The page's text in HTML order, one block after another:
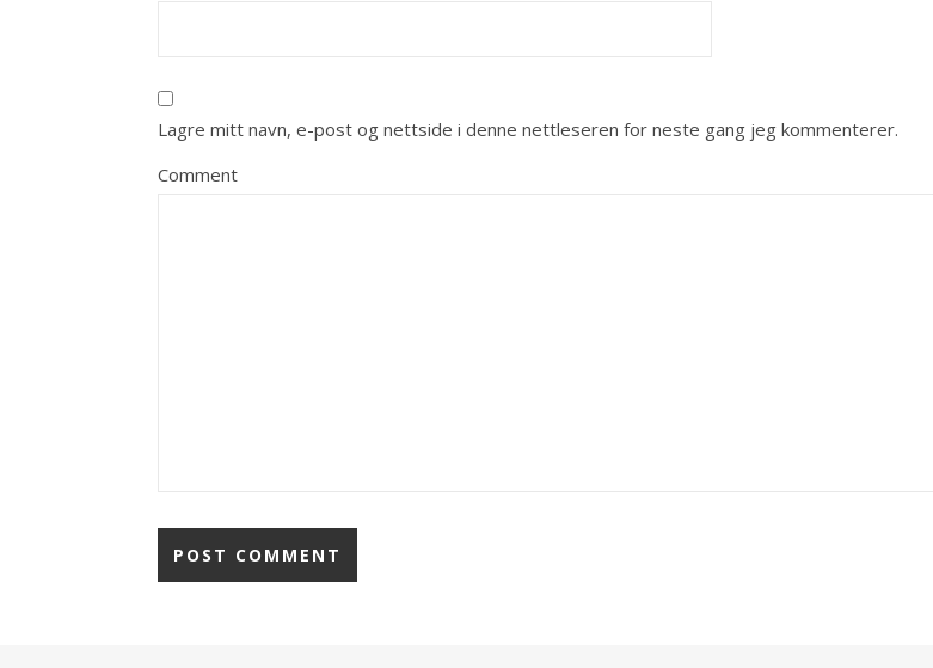
Lagre mitt navn, e-post og nettside i denne nettleseren for neste gang jeg kommenterer.
Comment